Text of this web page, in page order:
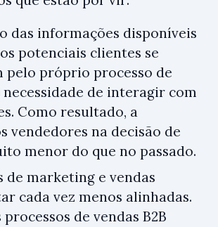
das informações disponíveis
potenciais clientes se
pelo próprio processo de
necessidade de interagir com
Como resultado, a
vendedores na decisão de
menor do que no passado.
de marketing e vendas
cada vez menos alinhadas.
de vendas B2B